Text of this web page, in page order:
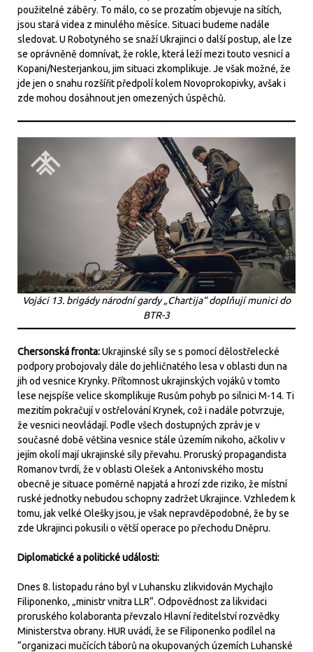
použitelné záběry. To málo, co se prozatím objevuje na sítích,
jsou stará videa z minulého měsíce. Situaci budeme nadále
sledovat. U Robotyného se snaží Ukrajinci o další postup, ale lze
se oprávněně domnívat, že rokle, která leží mezi touto vesnicí a
Kopani/Nesterjankou, jim situaci zkomplikuje. Je však možné, že
jde jen o snahu rozšířit předpolí kolem Novoprokopivky, avšak i
zde mohou dosáhnout jen omezených úspěchů.
Vojáci 13. brigády národní gardy „Chartija“ doplňují munici do
BTR-3
Chersonská fronta:Ukrajinské síly se s pomocí dělostřelecké
podpory probojovaly dále do jehličnatého lesa v oblasti dun na
jih od vesnice Krynky. Přítomnost ukrajinských vojáků v tomto
lese nejspíše velice skomplikuje Rusům pohyb po silnici M-14. Ti
mezitím pokračují v ostřelování Krynek, což i nadále potvrzuje,
že vesnici neovládají. Podle všech dostupných zpráv je v
současné době většina vesnice stále územím nikoho, ačkoliv v
jejím okolí mají ukrajinské síly převahu. Proruský propagandista
Romanov tvrdí, že v oblasti Olešek a Antonivského mostu
obecně je situace poměrně napjatá a hrozí zde riziko, že místní
ruské jednotky nebudou schopny zadržet Ukrajince. Vzhledem k
tomu, jak velké Olešky jsou, je však nepravděpodobné, že by se
zde Ukrajinci pokusili o větší operace po přechodu Dněpru.
Diplomatické a politické události:
Dnes 8. listopadu ráno byl v Luhansku zlikvidován Mychajlo
Filiponenko, „ministr vnitra LLR“. Odpovědnost za likvidaci
proruského kolaboranta převzalo Hlavní ředitelství rozvědky
Ministerstva obrany. HUR uvádí, že se Filiponenko podílel na
“organizaci mučících táborů na okupovaných územích Luhanské